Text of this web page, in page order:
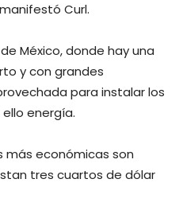
Curl.
México, donde hay una
y con grandes
para instalar los
energía.
más económicas son
tres cuartos de dólar